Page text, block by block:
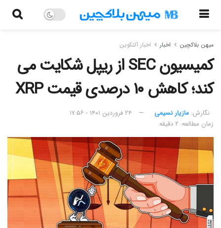
میهن بلاکچین اخبار اخبار آلتکوین
کمیسیون SEC از ریپل شکایت می
کند؛ کاهش ۱۰ درصدی قیمت XRP
نگارش:‌ مازیار نسیمی
۲۴ فروردین ۱۴۰۱ - ۱۷:۵۶
زمان مطالعه: ۲ دقیقه